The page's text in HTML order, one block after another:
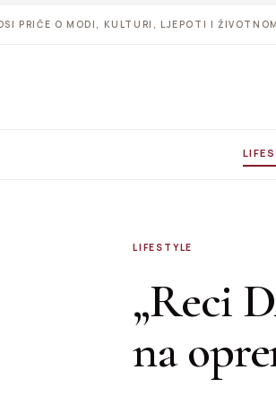
PRIČE O MODI, KULTURI, LJEPOTI I
LIFESTYLE
„Reci
na